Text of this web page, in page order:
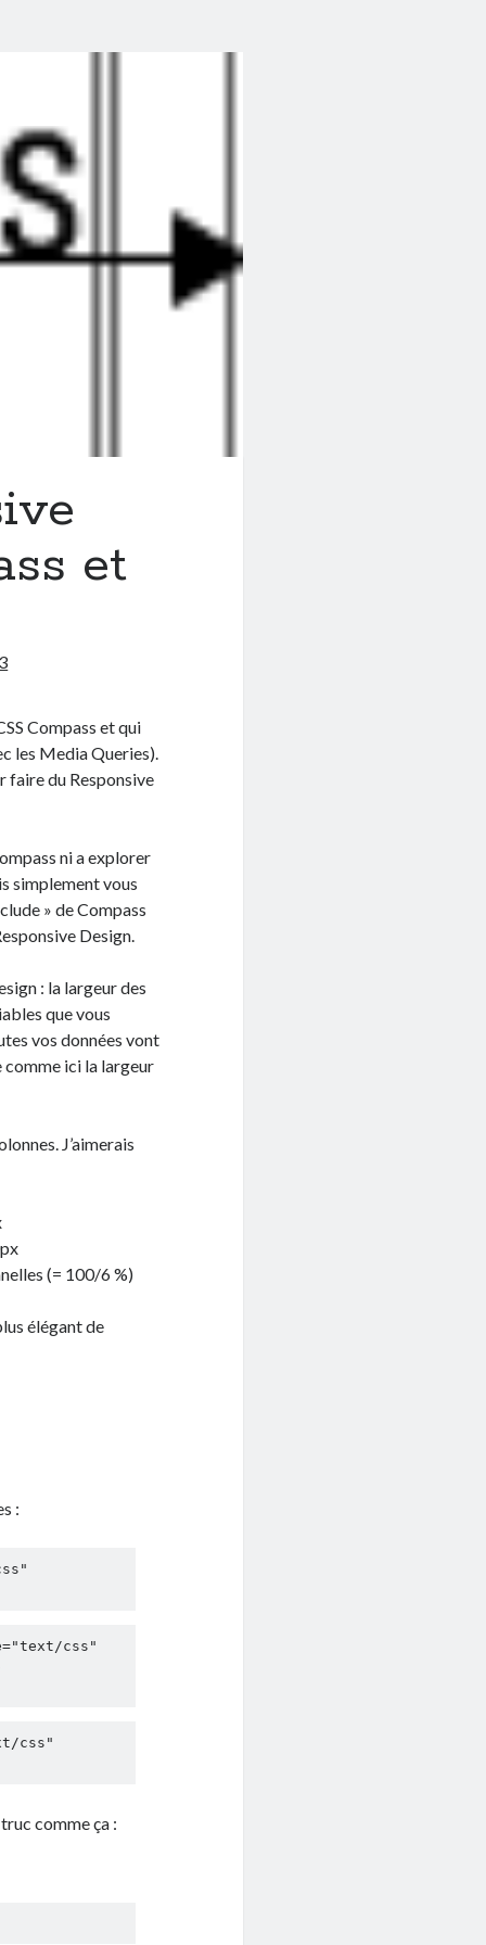
et
Compass et qui
les Media Queries).
faire du Responsive
ni a explorer
simplement vous
» de Compass
Design.
: la largeur des
que vous
vos données vont
comme ici la largeur
J’aimerais
(= 100/6 %)
élégant de
:
css"
css"
comme ça :